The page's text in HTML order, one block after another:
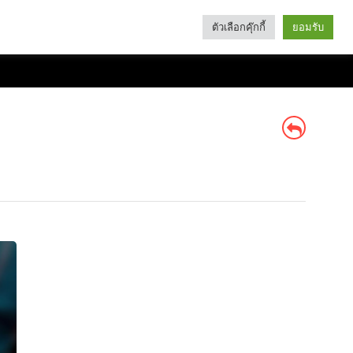
Categories
ตัวเลือกคุ๊กกี้ ยอมรับ